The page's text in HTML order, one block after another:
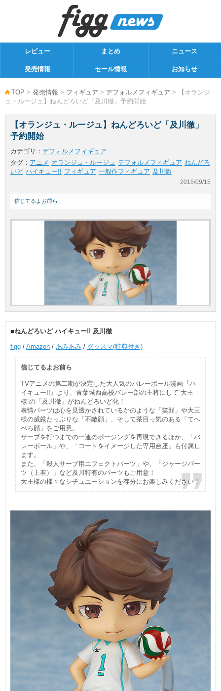
レビュー まとめ ニュース
発売情報 セール情報 お知らせ
TOP > 発売情報 > フィギュア > デフォルメフィギュア > 【オランジ
ュ・ルージュ】ねんどろいど「及川徹」予約開始
【オランジュ・ルージュ】ねんどろいど「及川徹」
予約開始
カテゴリ： デフォルメフィギュア
タグ： アニメ オランジュ・ルージュ デフォルメフィギュア ねんどろ
いど ハイキュー!! フィギュア 一般作フィギュア 及川徹
2015/09/15
信じてるよお前ら
■ねんどろいど ハイキュー!! 及川徹
figg / Amazon / あみあみ / グッスマ(特典付き)
信じてるよお前ら
TVアニメの第二期が決定した大人気のバレーボール漫画『ハ
イキュー!!』より、青葉城西高校バレー部の主将にして“大王
様”の「及川徹」がねんどろいど化！
表情パーツは心を見透かされているかのような「笑顔」や大王
様の威厳たっぷりな「不敵顔」、そして茶目っ気のある「てへ
ぺろ顔」をご用意。
サーブを打つまでの一連のポージングを再現できるほか、「バ
レーボール」や、「コートをイメージした専用台座」も付属し
ます。
また、「殺人サーブ用エフェクトパーツ」や、「ジャージパー
ツ（上着）」など及川特有のパーツもご用意！
大王様の様々なシチュエーションを存分にお楽しみください！